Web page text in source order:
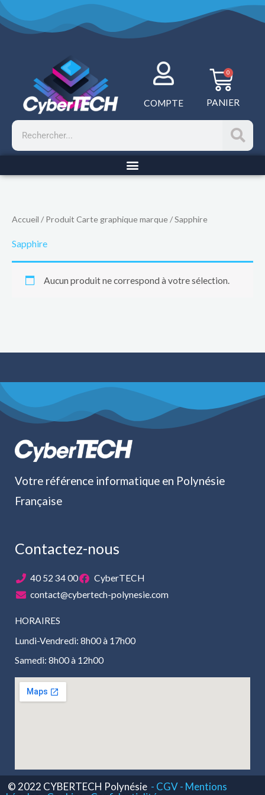
Aller
au
COMPTE
0
PANIER
Rechercher
Accueil / Produit Carte graphique marque / Sapphire
Sapphire
Aucun produit ne correspond à votre sélection.
Votre référence informatique en Polynésie
Française
Contactez-nous
40 52 34 00
CyberTECH
contact@cybertech-polynesie.com
HORAIRES
Lundi-Vendredi: 8h00 à 17h00
Samedi: 8h00 à 12h00
© 2022 CYBERTECH Polynésie - CGV - Mentions